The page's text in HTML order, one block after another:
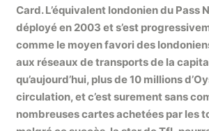
Card. L’équivalent londonien du Pass
déployé en 2003 et s’est
comme le moyen favori des
aux réseaux de transports de la
qu’aujourd’hui, plus de 10 millions
circulation, et c’est surement sans
nombreuses cartes achetées par les